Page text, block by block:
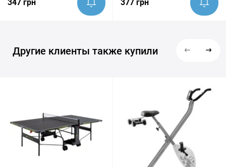
347 грн 377 грн
Другие клиенты также купили